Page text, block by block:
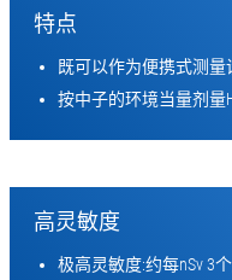
特点
既可以作为便携式测
按中子的环境当量剂量
高灵敏度
极高灵敏度:约每nSv 3